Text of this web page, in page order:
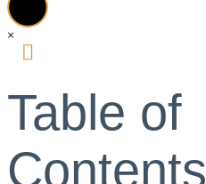
×
Table of
Contents